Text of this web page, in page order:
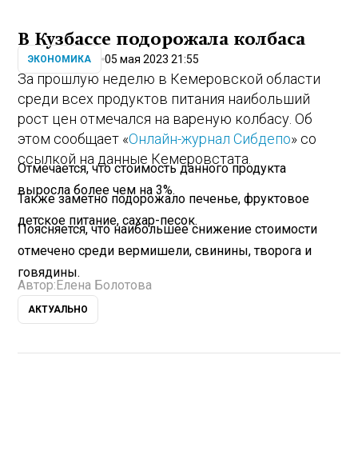
В Кузбассе подорожала колбаса
ЭКОНОМИКА 05 мая 2023 21:55
За прошлую неделю в Кемеровской области
среди всех продуктов питания наибольший
рост цен отмечался на вареную колбасу. Об
этом сообщает «Онлайн-журнал Сибдепо» со
ссылкой на данные Кемеровстата.
Отмечается, что стоимость данного продукта
выросла более чем на 3%.
Также заметно подорожало печенье, фруктовое
детское питание, сахар-песок.
Поясняется, что наибольшее снижение стоимости
отмечено среди вермишели, свинины, творога и
говядины.
Автор: Елена Болотова
АКТУАЛЬНО